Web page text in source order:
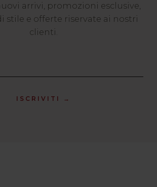
arrivi, promozioni esclusive,
stile e offerte riservate ai nostri
clienti.
ISCRIVITI →